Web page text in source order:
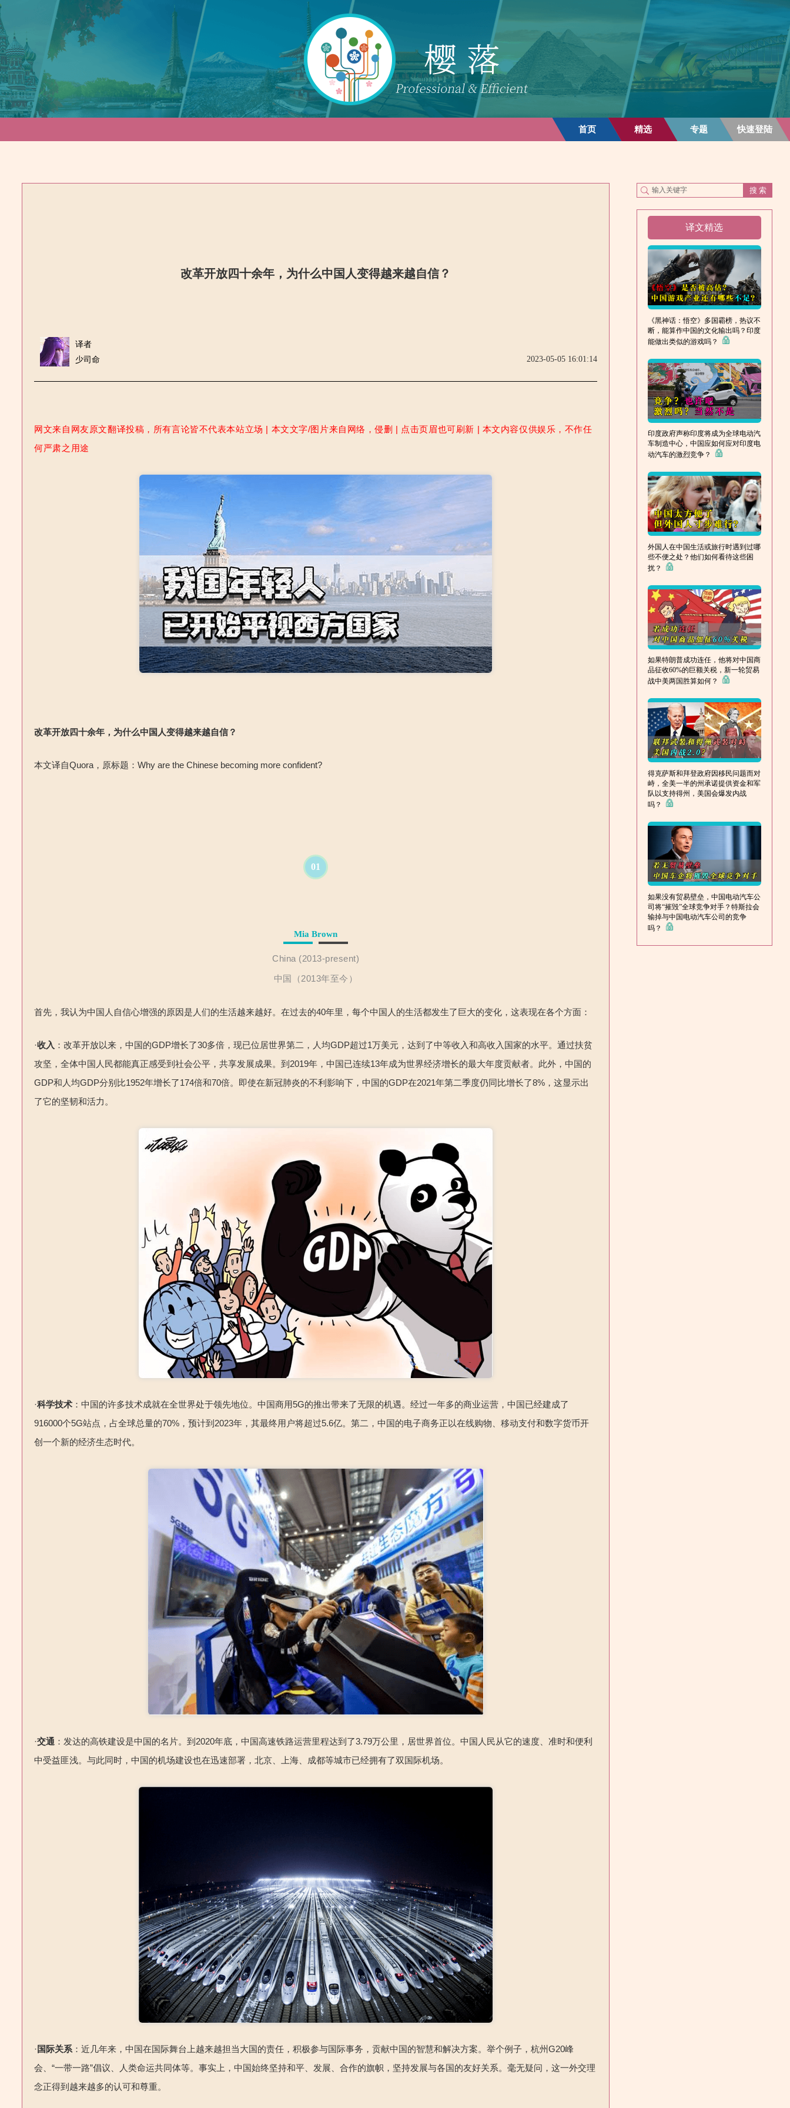
首页 精选 专题 快速登陆
改革开放四十余年，为什么中国人变得越来越自信？
译者
少司命
2023-05-05 16:01:14
网文来自网友原文翻译投稿，所有言论皆不代表本站立场 | 本文文字/图片来自网络，侵删 | 点击页眉也可刷新 | 本文内容仅供娱乐，不作任
何严肃之用途
改革开放四十余年，为什么中国人变得越来越自信？
本文译自Quora，原标题：Why are the Chinese becoming more confident?
01
Mia Brown
China (2013-present)
中国（2013年至今）
首先，我认为中国人自信心增强的原因是人们的生活越来越好。在过去的40年里，每个中国人的生活都发生了巨大的变化，这表现在各个方面：
·收入 ：改革开放以来，中国的GDP增长了30多倍，现已位居世界第二，人均GDP超过1万美元，达到了中等收入和高收入国家的水平。通过扶贫
攻坚，全体中国人民都能真正感受到社会公平，共享发展成果。到2019年，中国已连续13年成为世界经济增长的最大年度贡献者。此外，中国的
GDP和人均GDP分别比1952年增长了174倍和70倍。即使在新冠肺炎的不利影响下，中国的GDP在2021年第二季度仍同比增长了8%，这显示出
了它的坚韧和活力。
·科学技术 ：中国的许多技术成就在全世界处于领先地位。中国商用5G的推出带来了无限的机遇。经过一年多的商业运营，中国已经建成了
916000个5G站点，占全球总量的70%，预计到2023年，其最终用户将超过5.6亿。第二，中国的电子商务正以在线购物、移动支付和数字货币开
创一个新的经济生态时代。
·交通 ：发达的高铁建设是中国的名片。到2020年底，中国高速铁路运营里程达到了3.79万公里，居世界首位。中国人民从它的速度、准时和便利
中受益匪浅。与此同时，中国的机场建设也在迅速部署，北京、上海、成都等城市已经拥有了双国际机场。
·国际关系 ：近几年来，中国在国际舞台上越来越担当大国的责任，积极参与国际事务，贡献中国的智慧和解决方案。举个例子，杭州G20峰
会、“一带一路”倡议、人类命运共同体等。事实上，中国始终坚持和平、发展、合作的旗帜，坚持发展与各国的友好关系。毫无疑问，这一外交理
念正得到越来越多的认可和尊重。
译文精选
《黑神话：悟空》多国霸榜，热议不
断，能算作中国的文化输出吗？印度
能做出类似的游戏吗？
印度政府声称印度将成为全球电动汽
车制造中心，中国应如何应对印度电
动汽车的激烈竞争？
外国人在中国生活或旅行时遇到过哪
些不便之处？他们如何看待这些困
扰？
如果特朗普成功连任，他将对中国商
品征收60%的巨额关税，新一轮贸易
战中美两国胜算如何？
得克萨斯和拜登政府因移民问题而对
峙，全美一半的州承诺提供资金和军
队以支持得州，美国会爆发内战
吗？
如果没有贸易壁垒，中国电动汽车公
司将“摧毁”全球竞争对手？特斯拉会
输掉与中国电动汽车公司的竞争
吗？